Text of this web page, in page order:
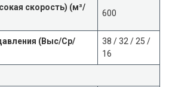
скорость) (м³/
600
(Выс/Ср/
38 / 32 / 25 /
16